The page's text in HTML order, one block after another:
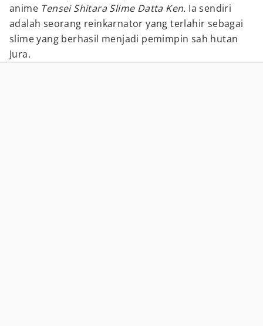
anime Tensei Shitara Slime Datta Ken. Ia sendiri
adalah seorang reinkarnator yang terlahir sebagai
slime yang berhasil menjadi pemimpin sah hutan
Jura.